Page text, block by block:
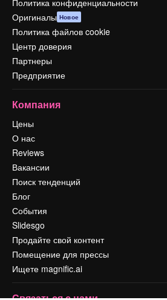
Политика конфиденциальности
Оригиналы Новое
Политика файлов cookie
Центр доверия
Партнеры
Предприятие
Компания
Цены
О нас
Reviews
Вакансии
Поиск тенденций
Блог
События
Slidesgo
Продайте свой контент
Помещение для прессы
Ищете magnific.ai